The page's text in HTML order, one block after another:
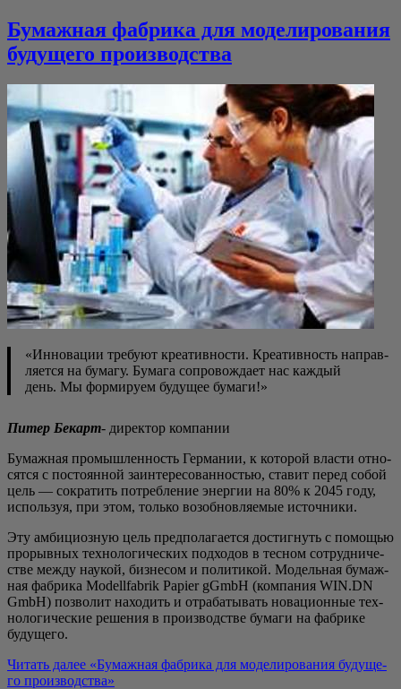
Бумажная фабрика для моделирования
будущего производства
«Инно­ва­ции тре­бу­ют кре­а­тив­но­сти. Кре­а­тив­ность направ­
ля­ет­ся на бума­гу. Бума­га сопро­вож­да­ет нас каж­дый
день. Мы фор­ми­ру­ем буду­щее бумаги!»
Питер Бекарт- дирек­тор компании
Бумаж­ная про­мыш­лен­ность Гер­ма­нии, к кото­рой вла­сти отно­
сят­ся с посто­ян­ной заин­те­ре­со­ван­но­стью, ста­вит перед собой
цель — сокра­тить потреб­ле­ние энер­гии на 80% к 2045 году,
исполь­зуя, при этом, толь­ко воз­об­нов­ля­е­мые источники.
Эту амби­ци­оз­ную цель пред­по­ла­га­ет­ся достиг­нуть с помо­щью
про­рыв­ных тех­но­ло­ги­че­ских под­хо­дов в тес­ном сотруд­ни­че­
стве меж­ду нау­кой, биз­не­сом и поли­ти­кой. Модель­ная бумаж­
ная фаб­ри­ка Modellfabrik Papier gGmbH (ком­па­ния WIN.DN
GmbH) поз­во­лит нахо­дить и отра­ба­ты­вать нова­ци­он­ные тех­
но­ло­ги­че­ские реше­ния в про­из­вод­стве бума­ги на фаб­ри­ке
будущего.
Читать далее «Бумаж­ная фаб­ри­ка для моде­ли­ро­ва­ния буду­ще­
го производства»